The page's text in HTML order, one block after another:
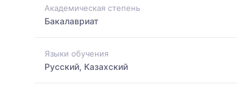
Академическая степень
Бакалавриат
Языки обучения
Русский, Казахский